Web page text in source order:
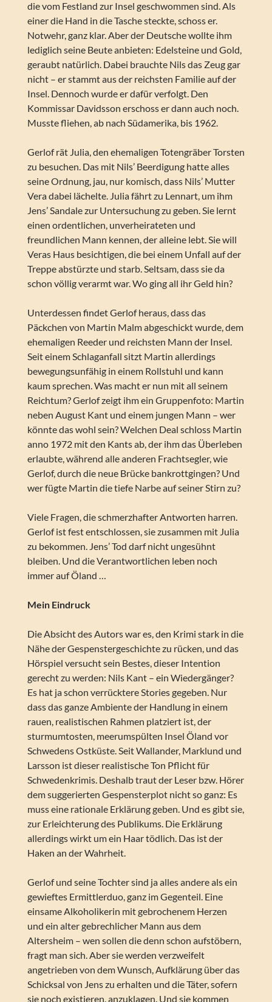
die vom Festland zur Insel geschwommen sind. Als
einer die Hand in die Tasche steckte, schoss er.
Notwehr, ganz klar. Aber der Deutsche wollte ihm
lediglich seine Beute anbieten: Edelsteine und Gold,
geraubt natürlich. Dabei brauchte Nils das Zeug gar
nicht – er stammt aus der reichsten Familie auf der
Insel. Dennoch wurde er dafür verfolgt. Den
Kommissar Davidsson erschoss er dann auch noch.
Musste fliehen, ab nach Südamerika, bis 1962.
Gerlof rät Julia, den ehemaligen Totengräber Torsten
zu besuchen. Das mit Nils’ Beerdigung hatte alles
seine Ordnung, jau, nur komisch, dass Nils’ Mutter
Vera dabei lächelte. Julia fährt zu Lennart, um ihm
Jens’ Sandale zur Untersuchung zu geben. Sie lernt
einen ordentlichen, unverheirateten und
freundlichen Mann kennen, der alleine lebt. Sie will
Veras Haus besichtigen, die bei einem Unfall auf der
Treppe abstürzte und starb. Seltsam, dass sie da
schon völlig verarmt war. Wo ging all ihr Geld hin?
Unterdessen findet Gerlof heraus, dass das
Päckchen von Martin Malm abgeschickt wurde, dem
ehemaligen Reeder und reichsten Mann der Insel.
Seit einem Schlaganfall sitzt Martin allerdings
bewegungsunfähig in einem Rollstuhl und kann
kaum sprechen. Was macht er nun mit all seinem
Reichtum? Gerlof zeigt ihm ein Gruppenfoto: Martin
neben August Kant und einem jungen Mann – wer
könnte das wohl sein? Welchen Deal schloss Martin
anno 1972 mit den Kants ab, der ihm das Überleben
erlaubte, während alle anderen Frachtsegler, wie
Gerlof, durch die neue Brücke bankrottgingen? Und
wer fügte Martin die tiefe Narbe auf seiner Stirn zu?
Viele Fragen, die schmerzhafter Antworten harren.
Gerlof ist fest entschlossen, sie zusammen mit Julia
zu bekommen. Jens’ Tod darf nicht ungesühnt
bleiben. Und die Verantwortlichen leben noch
immer auf Öland …
Mein Eindruck
Die Absicht des Autors war es, den Krimi stark in die
Nähe der Gespenstergeschichte zu rücken, und das
Hörspiel versucht sein Bestes, dieser Intention
gerecht zu werden: Nils Kant – ein Wiedergänger?
Es hat ja schon verrücktere Stories gegeben. Nur
dass das ganze Ambiente der Handlung in einem
rauen, realistischen Rahmen platziert ist, der
sturmumtosten, meerumspülten Insel Öland vor
Schwedens Ostküste. Seit Wallander, Marklund und
Larsson ist dieser realistische Ton Pflicht für
Schwedenkrimis. Deshalb traut der Leser bzw. Hörer
dem suggerierten Gespensterplot nicht so ganz: Es
muss eine rationale Erklärung geben. Und es gibt sie,
zur Erleichterung des Publikums. Die Erklärung
allerdings wirkt um ein Haar tödlich. Das ist der
Haken an der Wahrheit.
Gerlof und seine Tochter sind ja alles andere als ein
gewieftes Ermittlerduo, ganz im Gegenteil. Eine
einsame Alkoholikerin mit gebrochenem Herzen
und ein alter gebrechlicher Mann aus dem
Altersheim – wen sollen die denn schon aufstöbern,
fragt man sich. Aber sie werden verzweifelt
angetrieben von dem Wunsch, Aufklärung über das
Schicksal von Jens zu erhalten und die Täter, sofern
sie noch existieren, anzuklagen. Und sie kommen